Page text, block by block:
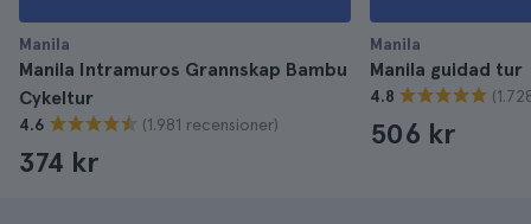
Manila
Manila Intramuros Grannskap Bambu
Cykeltur
4.6 (1.981 recensioner)
374 kr
Manila
Manila guidad tur
4.8
506 kr